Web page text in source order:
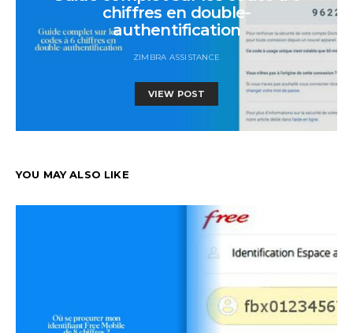
chiffres en double-
authentification
ZIMBRA ASSISTANCE
VIEW POST
YOU MAY ALSO LIKE